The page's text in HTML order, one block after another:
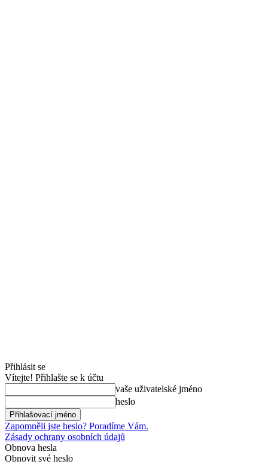
Přihlásit se
Vítejte! Přihlašte se k účtu
vaše uživatelské jméno
heslo
Zapomněli jste heslo? Poradíme Vám.
Zásady ochrany osobních údajů
Obnova hesla
Obnovit své heslo